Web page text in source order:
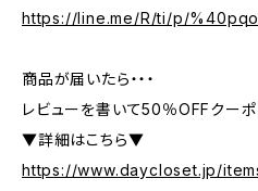
https://line.me/R/ti/p/
商品が届いたら・・・
レビューを書いて50％OFFクー
▼詳細はこちら▼
https://www.daycloset.jp/